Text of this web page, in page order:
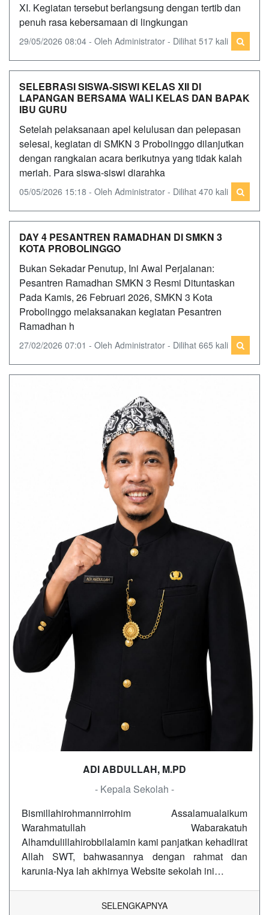
XI. Kegiatan tersebut berlangsung dengan tertib dan
penuh rasa kebersamaan di lingkungan
29/05/2026 08:04 - Oleh Administrator - Dilihat 517 kali
SELEBRASI SISWA-SISWI KELAS XII DI
LAPANGAN BERSAMA WALI KELAS DAN BAPAK
IBU GURU
Setelah pelaksanaan apel kelulusan dan pelepasan
selesai, kegiatan di SMKN 3 Probolinggo dilanjutkan
dengan rangkaian acara berikutnya yang tidak kalah
meriah. Para siswa-siswi diarahka
05/05/2026 15:18 - Oleh Administrator - Dilihat 470 kali
DAY 4 PESANTREN RAMADHAN DI SMKN 3
KOTA PROBOLINGGO
Bukan Sekadar Penutup, Ini Awal Perjalanan:
Pesantren Ramadhan SMKN 3 Resmi Dituntaskan
Pada Kamis, 26 Februari 2026, SMKN 3 Kota
Probolinggo melaksanakan kegiatan Pesantren
Ramadhan h
27/02/2026 07:01 - Oleh Administrator - Dilihat 665 kali
ADI ABDULLAH, M.PD
- Kepala Sekolah -
Bismillahirohmannirrohim Assalamualaikum
Warahmatullah Wabarakatuh
Alhamdulillahirobbilalamin kami panjatkan kehadlirat
Allah SWT, bahwasannya dengan rahmat dan
karunia-Nya lah akhirnya Website sekolah ini…
SELENGKAPNYA